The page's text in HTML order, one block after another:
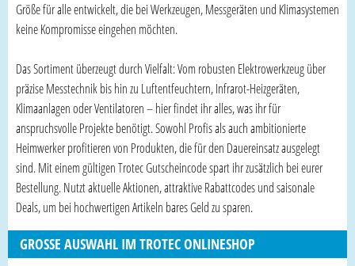
Größe für alle entwickelt, die bei Werkzeugen, Messgeräten und Klimasystemen
keine Kompromisse eingehen möchten.
Das Sortiment überzeugt durch Vielfalt: Vom robusten Elektrowerkzeug über
präzise Messtechnik bis hin zu Luftentfeuchtern, Infrarot-Heizgeräten,
Klimaanlagen oder Ventilatoren – hier findet ihr alles, was ihr für
anspruchsvolle Projekte benötigt. Sowohl Profis als auch ambitionierte
Heimwerker profitieren von Produkten, die für den Dauereinsatz ausgelegt
sind. Mit einem gültigen Trotec Gutscheincode spart ihr zusätzlich bei eurer
Bestellung. Nutzt aktuelle Aktionen, attraktive Rabattcodes und saisonale
Deals, um bei hochwertigen Artikeln bares Geld zu sparen.
GROSSE AUSWAHL IM TROTEC ONLINESHOP